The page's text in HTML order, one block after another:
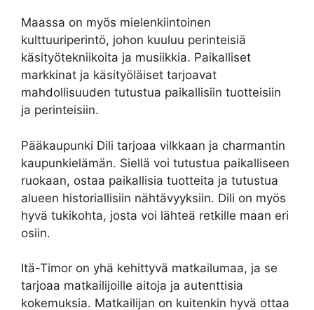
Maassa on myös mielenkiintoinen
kulttuuriperintö, johon kuuluu perinteisiä
käsityötekniikoita ja musiikkia. Paikalliset
markkinat ja käsityöläiset tarjoavat
mahdollisuuden tutustua paikallisiin tuotteisiin
ja perinteisiin.
Pääkaupunki Dili tarjoaa vilkkaan ja charmantin
kaupunkielämän. Siellä voi tutustua paikalliseen
ruokaan, ostaa paikallisia tuotteita ja tutustua
alueen historiallisiin nähtävyyksiin. Dili on myös
hyvä tukikohta, josta voi lähteä retkille maan eri
osiin.
Itä-Timor on yhä kehittyvä matkailumaa, ja se
tarjoaa matkailijoille aitoja ja autenttisia
kokemuksia. Matkailijan on kuitenkin hyvä ottaa